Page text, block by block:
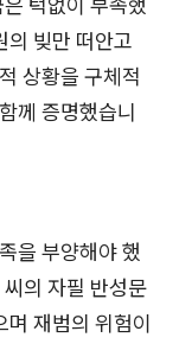
의 빚만 떠안고
상황을 구체적
께 증명했습니
을 부양해야 했
의 자필 반성문
며 재범의 위험이